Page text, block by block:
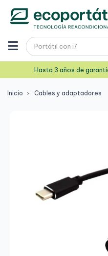
Hasta 3 años de
Inicio Cables y adaptadores